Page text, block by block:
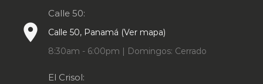
place
Calle 50:
Calle 50, Panamá (Ver mapa)
8:30am - 6:00pm | Domingos: Cerrado
El Crisol: